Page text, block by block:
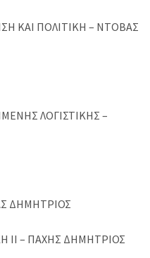
ΚΑΙ ΠΟΛΙΤΙΚΗ – ΝΤΟΒΑΣ
ΛΟΓΙΣΤΙΚΗΣ –
ΔΗΜΗΤΡΙΟΣ
ΙΙ – ΠΑΧΗΣ ΔΗΜΗΤΡΙΟΣ